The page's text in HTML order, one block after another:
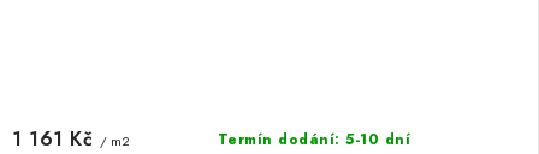
Termín dodání: 5-10 dní
1 161 Kč / m2